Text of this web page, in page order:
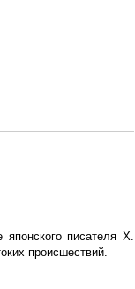
писателя X.
происшествий.